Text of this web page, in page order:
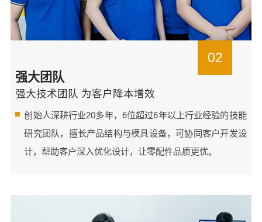
02
强大团队
强大技术团队 为客户降本增效
创始人深耕行业20多年，6位超过6年以上行业经验的技能
研究团队，擅长产品结构与模具设备，可协同客户开发设
计，帮助客户深入优化设计，让零配件品质更优。